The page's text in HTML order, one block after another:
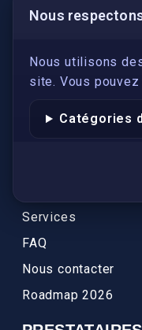
Nous
Nous utilisons
site. Vous
Catégories
LIENS UTILES
S'inscrire
Qui sommes-nous
Conformité
Services
FAQ
Nous contacter
Roadmap 2026